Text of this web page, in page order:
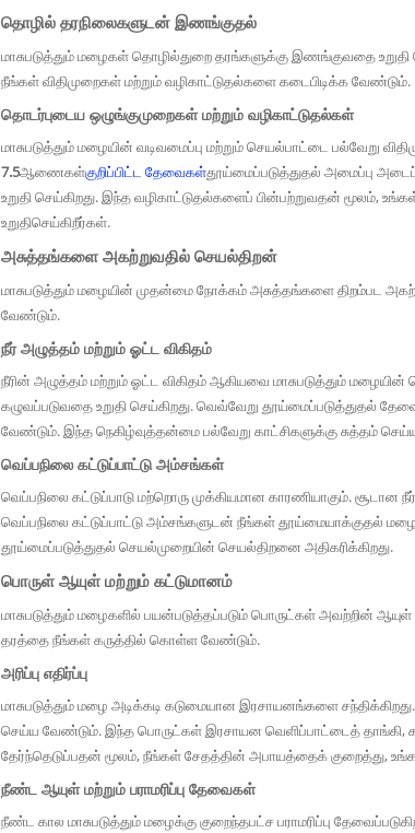
தொழில் தரநிலைகளுடன் இணங்குதல்
மாசுபடுத்தும் மழைகள் தொழில்துறை தரங்களுக்கு இணங்குவதை
நீங்கள் விதிமுறைகள் மற்றும் வழிகாட்டுதல்களை கடைபிடிக்க வேண்டும்.
தொடர்புடைய ஒழுங்குமுறைகள் மற்றும் வழிகாட்டுதல்கள்
மாசுபடுத்தும் மழையின் வடிவமைப்பு மற்றும் செயல்பாட்டை பல்வேறு
7.5ஆணைகள்குறிப்பிட்ட தேவைகள்தூய்மைப்படுத்துதல் அமைப்பு
உறுதி செய்கிறது. இந்த வழிகாட்டுதல்களைப் பின்பற்றுவதன் மூலம்,
உறுதிசெய்கிறீர்கள்.
அசுத்தங்களை அகற்றுவதில் செயல்திறன்
மாசுபடுத்தும் மழையின் முதன்மை நோக்கம் அசுத்தங்களை திறம்பட
வேண்டும்.
நீர் அழுத்தம் மற்றும் ஓட்ட விகிதம்
நீரின் அழுத்தம் மற்றும் ஓட்ட விகிதம் ஆகியவை மாசுபடுத்தும்
கழுவப்படுவதை உறுதி செய்கிறது. வெவ்வேறு தூய்மைப்படுத்துதல்
வேண்டும். இந்த நெகிழ்வுத்தன்மை பல்வேறு காட்சிகளுக்கு சுத்தம்
வெப்பநிலை கட்டுப்பாட்டு அம்சங்கள்
வெப்பநிலை கட்டுப்பாடு மற்றொரு முக்கியமான காரணியாகும்.
வெப்பநிலை கட்டுப்பாட்டு அம்சங்களுடன் நீங்கள் தூய்மையாக்குதல்
தூய்மைப்படுத்துதல் செயல்முறையின் செயல்திறனை அதிகரிக்கிறது.
பொருள் ஆயுள் மற்றும் கட்டுமானம்
மாசுபடுத்தும் மழைகளில் பயன்படுத்தப்படும் பொருட்கள் அவற்றின்
தரத்தை நீங்கள் கருத்தில் கொள்ள வேண்டும்.
அரிப்பு எதிர்ப்பு
மாசுபடுத்தும் மழை அடிக்கடி கடுமையான இரசாயனங்களை
செய்ய வேண்டும். இந்த பொருட்கள் இரசாயன வெளிப்பாட்டைத் தாங்கி,
தேர்ந்தெடுப்பதன் மூலம், நீங்கள் சேதத்தின் அபாயத்தைக் குறைத்து,
நீண்ட ஆயுள் மற்றும் பராமரிப்பு தேவைகள்
நீண்ட கால மாசுபடுத்தும் மழைக்கு குறைந்தபட்ச பராமரிப்பு